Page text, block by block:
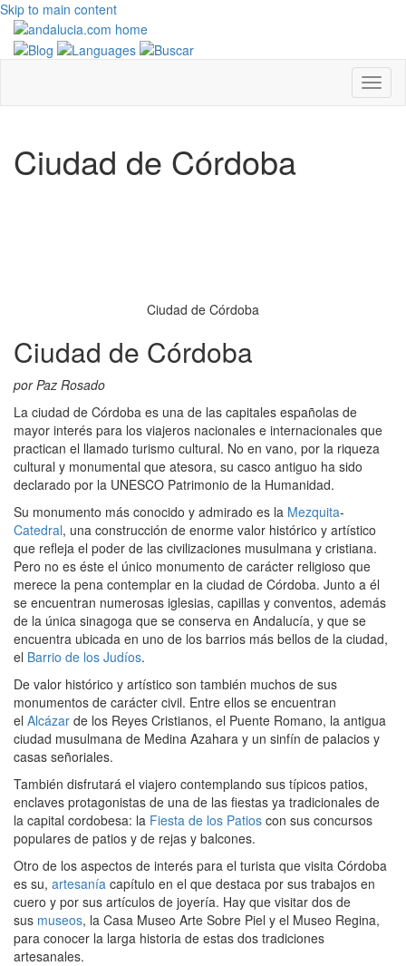
Skip to main content
Ciudad de Córdoba
Ciudad de Córdoba
Ciudad de Córdoba
por Paz Rosado
La ciudad de Córdoba es una de las capitales españolas de
mayor interés para los viajeros nacionales e internacionales que
practican el llamado turismo cultural. No en vano, por la riqueza
cultural y monumental que atesora, su casco antiguo ha sido
declarado por la UNESCO Patrimonio de la Humanidad.
Su monumento más conocido y admirado es la Mezquita-
Catedral, una construcción de enorme valor histórico y artístico
que refleja el poder de las civilizaciones musulmana y cristiana.
Pero no es éste el único monumento de carácter religioso que
merece la pena contemplar en la ciudad de Córdoba. Junto a él
se encuentran numerosas iglesias, capillas y conventos, además
de la única sinagoga que se conserva en Andalucía, y que se
encuentra ubicada en uno de los barrios más bellos de la ciudad,
el Barrio de los Judíos.
De valor histórico y artístico son también muchos de sus
monumentos de carácter civil. Entre ellos se encuentran
el Alcázar de los Reyes Cristianos, el Puente Romano, la antigua
ciudad musulmana de Medina Azahara y un sinfín de palacios y
casas señoriales.
También disfrutará el viajero contemplando sus típicos patios,
enclaves protagonistas de una de las fiestas ya tradicionales de
la capital cordobesa: la Fiesta de los Patios con sus concursos
populares de patios y de rejas y balcones.
Otro de los aspectos de interés para el turista que visita Córdoba
es su, artesanía capítulo en el que destaca por sus trabajos en
cuero y por sus artículos de joyería. Hay que visitar dos de
sus museos, la Casa Museo Arte Sobre Piel y el Museo Regina,
para conocer la larga historia de estas dos tradiciones
artesanales.